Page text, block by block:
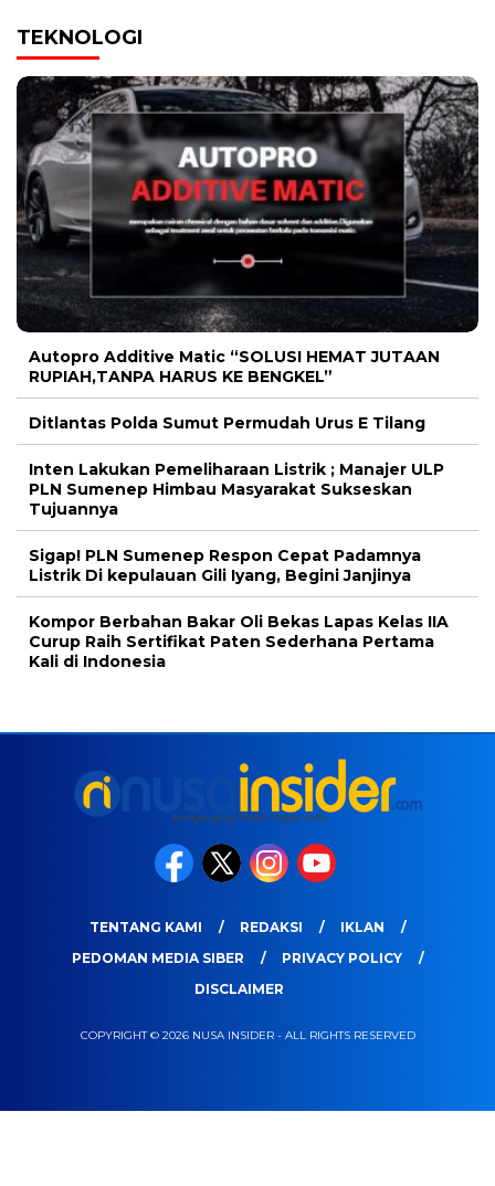
TEKNOLOGI
Autopro Additive Matic “SOLUSI HEMAT JUTAAN
RUPIAH,TANPA HARUS KE BENGKEL”
Ditlantas Polda Sumut Permudah Urus E Tilang
Inten Lakukan Pemeliharaan Listrik ; Manajer ULP
PLN Sumenep Himbau Masyarakat Sukseskan
Tujuannya
Sigap! PLN Sumenep Respon Cepat Padamnya
Listrik Di kepulauan Gili Iyang, Begini Janjinya
Kompor Berbahan Bakar Oli Bekas Lapas Kelas IIA
Curup Raih Sertifikat Paten Sederhana Pertama
Kali di Indonesia
TENTANG KAMI REDAKSI
IKLAN
PEDOMAN MEDIA SIBER
PRIVACY POLICY
DISCLAIMER
COPYRIGHT © 2026 NUSA INSIDER - ALL RIGHTS RESERVED